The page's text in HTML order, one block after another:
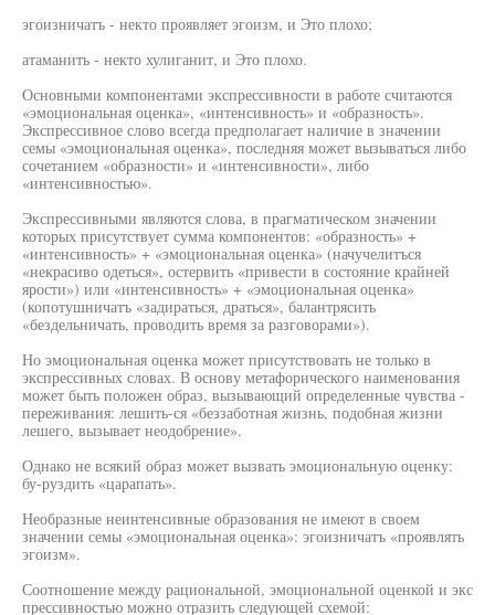
эгоизничатъ - некто проявляет эгоизм, и Это плохо;
атаманить - некто хулиганит, и Это плохо.
Основными компонентами экспрессивности в работе считаются
«эмоциональная оценка», «интенсивность» и «образность».
Экспрессивное слово всегда предполагает наличие в значении
семы «эмоциональная оценка», последняя может вызываться либо
сочетанием «образности» и «интенсивности», либо
«интенсивностью».
Экспрессивными являются слова, в прагматическом значении
которых присутствует сумма компонентов: «образность» +
«интенсивность» + «эмоциональная оценка» (начучелитъся
«некрасиво одеться», остервить «привести в состояние крайней
ярости») или «интенсивность» + «эмоциональная оценка»
(копотушничатъ «задираться, драться», балантрясить
«бездельничать, проводить время за разговорами»).
Но эмоциональная оценка может присутствовать не только в
экспрессивных словах. В основу метафорического наименования
может быть положен образ, вызывающий определенные чувства -
переживания: лешить-ся «беззаботная жизнь, подобная жизни
лешего, вызывает неодобрение».
Однако не всякий образ может вызвать эмоциональную оценку:
бу-руздить «царапать».
Необразные неинтенсивные образования не имеют в своем
значении семы «эмоциональная оценка»: эгоизничатъ «проявлять
эгоизм».
Соотношение между рациональной, эмоциональной оценкой и экс
прессивностью можно отразить следующей схемой: